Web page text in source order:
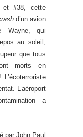
et #38, cette
d’un avion
Wayne, qui
au soleil,
que tous
morts en
L’aéroport
a
par John Paul